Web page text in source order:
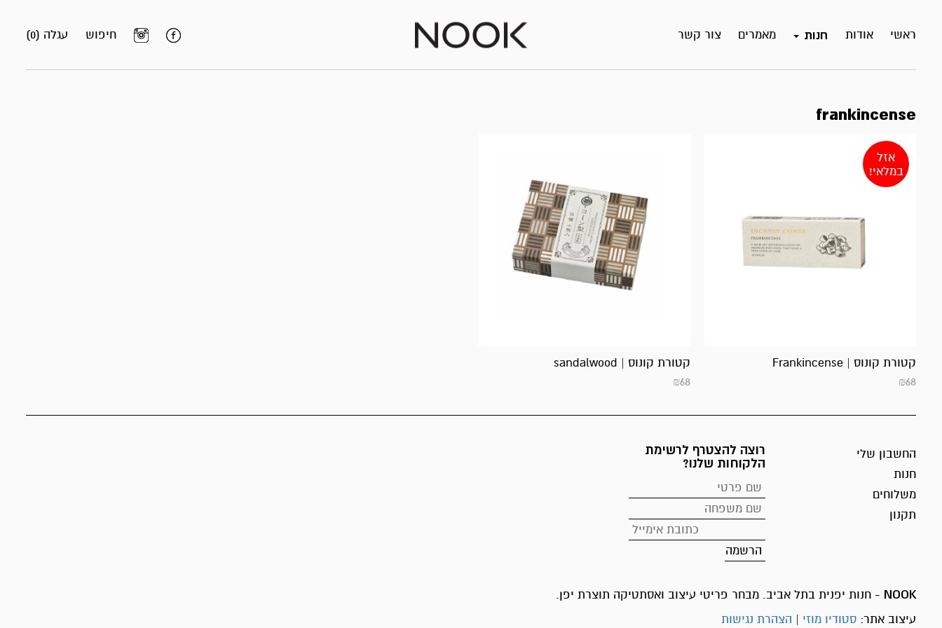
ראשי אודות חנות מאמרים צור קשר עגלה (0) חיפוש
frankincense
אזל
במלאי!
קטורת קונוס | Frankincense
₪68
קטורת קונוס | sandalwood
₪68
החשבון שלי
חנות
משלוחים
תקנון
רוצה להצטרף לרשימת
הלקוחות שלנו?
NOOK - חנות יפנית בתל אביב. מבחר פריטי עיצוב ואסתטיקה תוצרת יפן.
עיצוב אתר: סטודיו מוזי | הצהרת נגישות